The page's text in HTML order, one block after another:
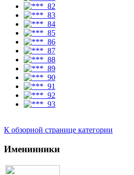
К обзорной странице категории
Именинники